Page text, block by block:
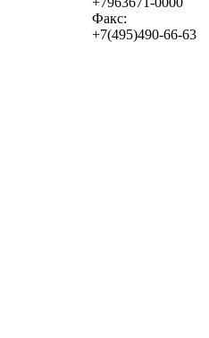
Факс:
+7(495)490-66-63